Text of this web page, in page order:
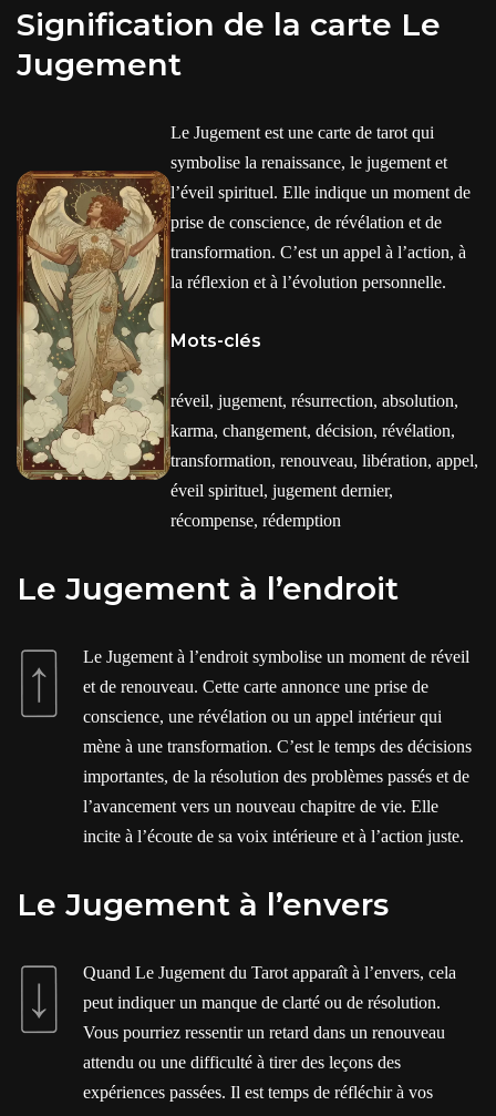
Signification de la carte Le
Jugement
Le Jugement est une carte de tarot qui
symbolise la renaissance, le jugement et
l’éveil spirituel. Elle indique un moment de
prise de conscience, de révélation et de
transformation. C’est un appel à l’action, à
la réflexion et à l’évolution personnelle.
Mots-clés
réveil, jugement, résurrection, absolution,
karma, changement, décision, révélation,
transformation, renouveau, libération, appel,
éveil spirituel, jugement dernier,
récompense, rédemption
Le Jugement à l’endroit
Le Jugement à l’endroit symbolise un moment de réveil
et de renouveau. Cette carte annonce une prise de
conscience, une révélation ou un appel intérieur qui
mène à une transformation. C’est le temps des décisions
importantes, de la résolution des problèmes passés et de
l’avancement vers un nouveau chapitre de vie. Elle
incite à l’écoute de sa voix intérieure et à l’action juste.
Le Jugement à l’envers
Quand Le Jugement du Tarot apparaît à l’envers, cela
peut indiquer un manque de clarté ou de résolution.
Vous pourriez ressentir un retard dans un renouveau
attendu ou une difficulté à tirer des leçons des
expériences passées. Il est temps de réfléchir à vos